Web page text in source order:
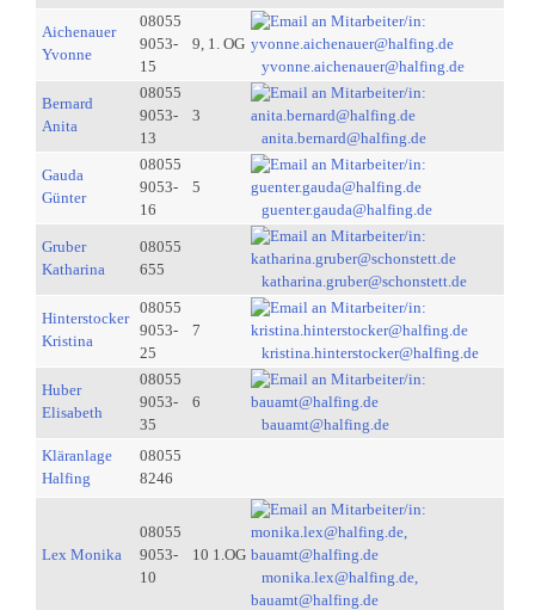
Aichenauer
Yvonne
08055
9053-
15
9, 1. OG
yvonne.aichenauer@halfing.de
Bernard
Anita
08055
9053-
13
3
anita.bernard@halfing.de
Gauda
Günter
08055
9053-
16
5
guenter.gauda@halfing.de
Gruber
Katharina
08055
655
katharina.gruber@schonstett.de
Hinterstocker
Kristina
08055
9053-
25
7
kristina.hinterstocker@halfing.de
Huber
Elisabeth
08055
9053-
35
6
bauamt@halfing.de
Kläranlage
Halfing
08055
8246
Lex Monika
08055
9053-
10
10 1.OG
monika.lex@halfing.de,
bauamt@halfing.de